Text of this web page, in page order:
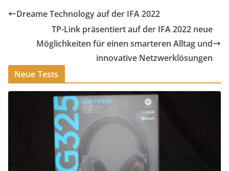
Dreame Technology auf der IFA 2022
TP-Link präsentiert auf der IFA 2022 neue
Möglichkeiten für einen smarteren Alltag und
innovative Netzwerklösungen
Neue Tests